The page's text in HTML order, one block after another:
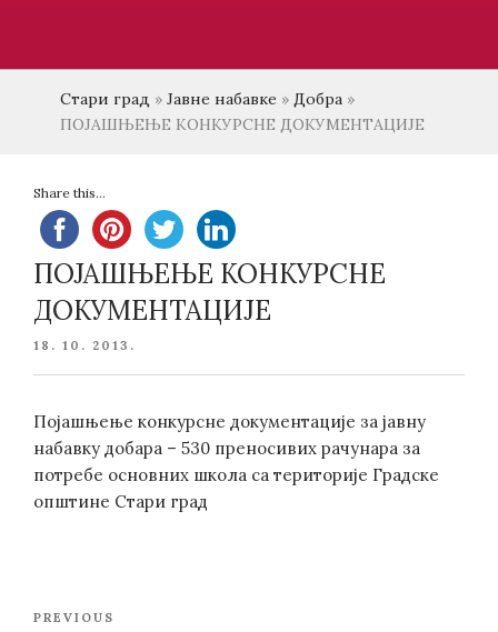
Стари град » Јавне набавке » Добра »
ПОЈАШЊЕЊЕ КОНКУРСНЕ ДОКУМЕНТАЦИЈЕ
Share this...
ПОЈАШЊЕЊЕ КОНКУРСНЕ
ДОКУМЕНТАЦИЈЕ
POSTED
18. 10. 2013.
Појашњење конкурсне документације за јавну
набавку добара – 530 преносивих рачунара за
потребе основних школа са територије Градске
општине Стари град
Previous
PREVIOUS